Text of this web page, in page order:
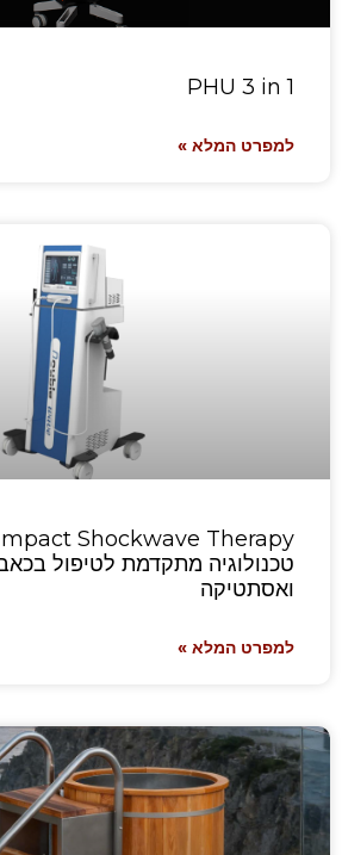
PHU 3 in 1
למפרט המלא »
טכנולוגיה מתקדמת לטיפול
ואסתטיקה
למפרט המלא »